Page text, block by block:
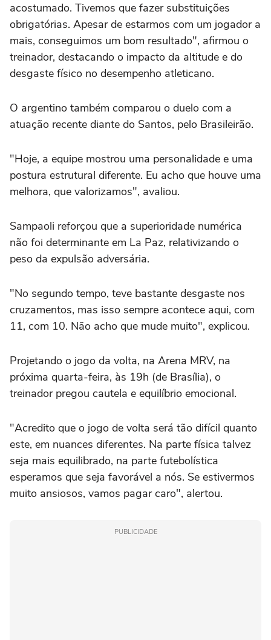
acostumado. Tivemos que fazer substituições
obrigatórias. Apesar de estarmos com um jogador a
mais, conseguimos um bom resultado", afirmou o
treinador, destacando o impacto da altitude e do
desgaste físico no desempenho atleticano.
O argentino também comparou o duelo com a
atuação recente diante do Santos, pelo Brasileirão.
"Hoje, a equipe mostrou uma personalidade e uma
postura estrutural diferente. Eu acho que houve uma
melhora, que valorizamos", avaliou.
Sampaoli reforçou que a superioridade numérica
não foi determinante em La Paz, relativizando o
peso da expulsão adversária.
"No segundo tempo, teve bastante desgaste nos
cruzamentos, mas isso sempre acontece aqui, com
11, com 10. Não acho que mude muito", explicou.
Projetando o jogo da volta, na Arena MRV, na
próxima quarta-feira, às 19h (de Brasília), o
treinador pregou cautela e equilíbrio emocional.
"Acredito que o jogo de volta será tão difícil quanto
este, em nuances diferentes. Na parte física talvez
seja mais equilibrado, na parte futebolística
esperamos que seja favorável a nós. Se estivermos
muito ansiosos, vamos pagar caro", alertou.
PUBLICIDADE